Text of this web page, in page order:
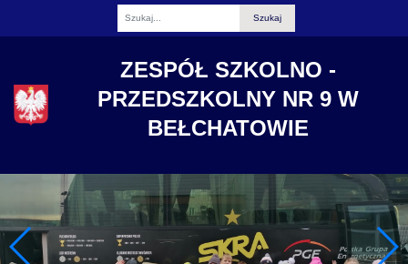
ZESPÓŁ SZKOLNO -
PRZEDSZKOLNY NR 9 W
BEŁCHATOWIE